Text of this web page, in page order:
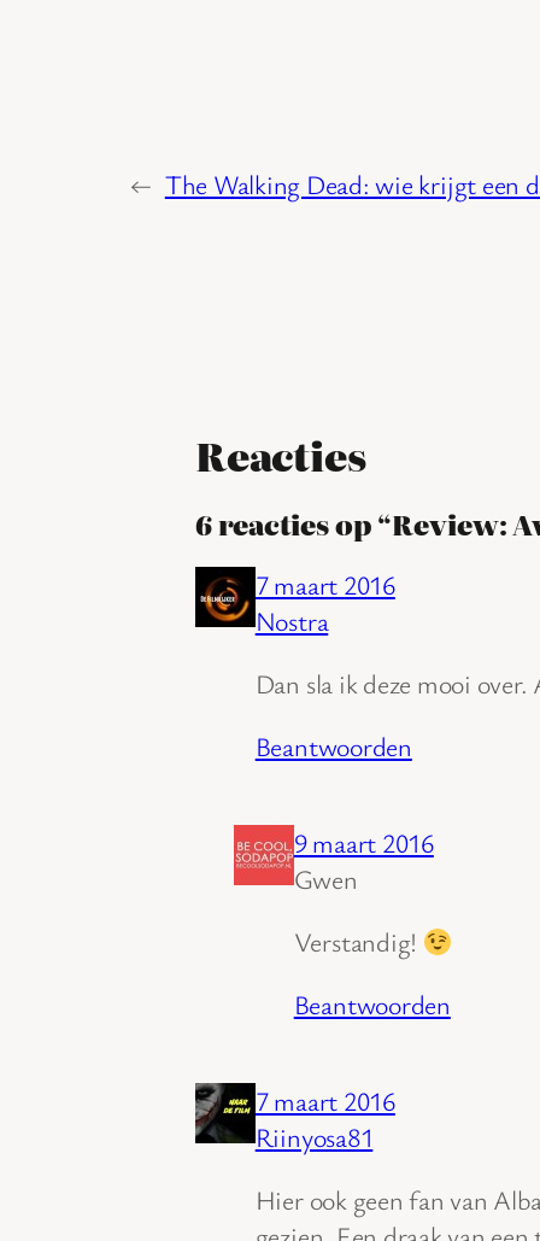
← The Walking Dead: wie krijgt een
Reacties
6 reacties op “Review:
7 maart 2016
Nostra
Dan sla ik deze mooi
Beantwoorden
9 maart 2016
Gwen
Verstandig!
Beantwoorden
7 maart 2016
Riinyosa81
Hier ook geen fan van